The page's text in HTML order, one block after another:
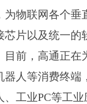
为物联网各个
芯片以及统一的
目前，高通正在
器人等消费终端
、工业PC等工